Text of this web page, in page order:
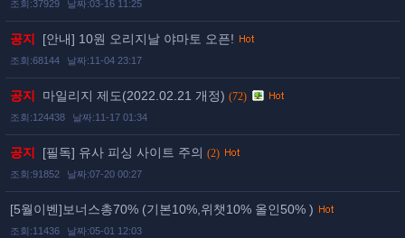
조회:37929 날짜:03-16 11:25
공지 [안내] 10원 오리지날 야마토 오픈!
조회:68144 날짜:11-04 23:17
공지 마일리지 제도(2022.02.21 개정) (72)
조회:124438 날짜:11-17 01:34
공지 [필독] 유사 피싱 사이트 주의 (2)
조회:91852 날짜:07-20 00:27
[5월이벤]보너스총70% (기본10%,위챗10% 올인50% )
조회:11436 날짜:05-01 12:03